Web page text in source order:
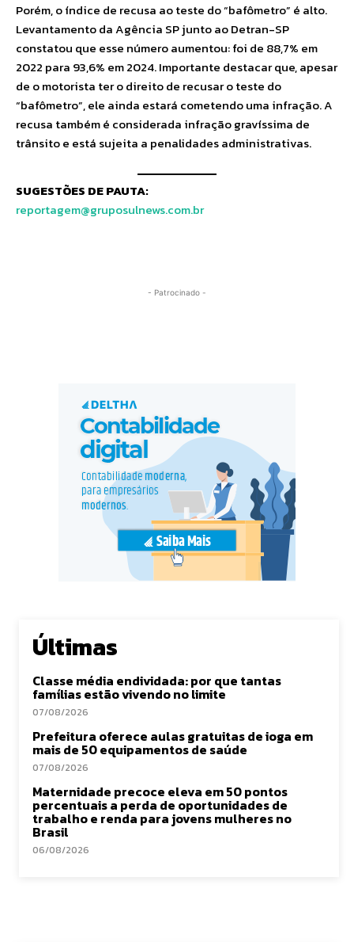
Porém, o índice de recusa ao teste do “bafômetro” é alto.
Levantamento da Agência SP junto ao Detran-SP
constatou que esse número aumentou: foi de 88,7% em
2022 para 93,6% em 2024. Importante destacar que, apesar
de o motorista ter o direito de recusar o teste do
“bafômetro”, ele ainda estará cometendo uma infração. A
recusa também é considerada infração gravíssima de
trânsito e está sujeita a penalidades administrativas.
SUGESTÕES DE PAUTA:
reportagem@gruposulnews.com.br
- Patrocinado -
Últimas
Classe média endividada: por que tantas
famílias estão vivendo no limite
07/08/2026
Prefeitura oferece aulas gratuitas de ioga em
mais de 50 equipamentos de saúde
07/08/2026
Maternidade precoce eleva em 50 pontos
percentuais a perda de oportunidades de
trabalho e renda para jovens mulheres no
Brasil
06/08/2026